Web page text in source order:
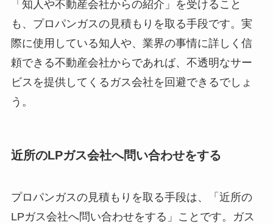
「知人や不動産会社からの紹介」を受けること
も、プロパンガスの見積もりを取る手段です。実
際に使用している知人や、業界の事情に詳しく信
頼できる不動産会社からであれば、不透明なサー
ビスを提供してくるガス会社を回避できるでしょ
う。
近所のLPガス会社へ問い合わせをする
プロパンガスの見積もりを取る手段は、「近所の
LPガス会社へ問い合わせをする」ことです。ガス